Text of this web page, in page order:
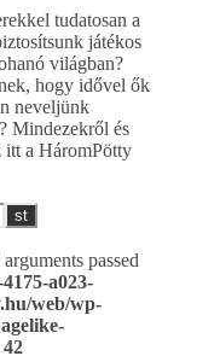
tudatosan a
játékos
világban?
hogy idővel ők
neveljünk
Mindezekről és
itt a HáromPötty
passed
a023-
web/wp-
42